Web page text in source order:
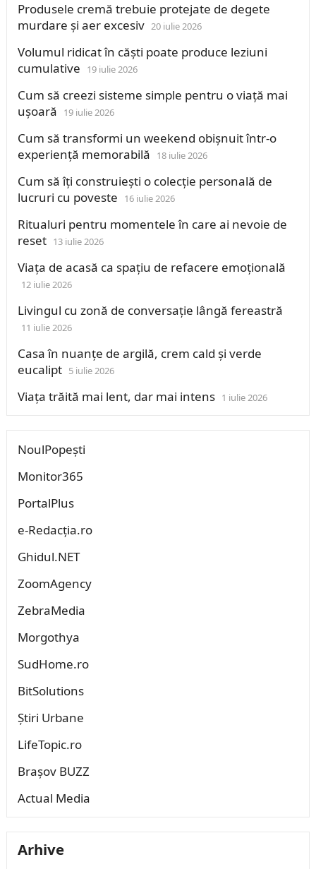
Produsele cremă trebuie protejate de degete
murdare și aer excesiv 20 iulie 2026
Volumul ridicat în căști poate produce leziuni
cumulative
19 iulie 2026
Cum să creezi sisteme simple pentru o viață mai
ușoară
19 iulie 2026
Cum să transformi un weekend obișnuit într-o
experiență memorabilă
18 iulie 2026
Cum să îți construiești o colecție personală de
lucruri cu poveste
16 iulie 2026
Ritualuri pentru momentele în care ai nevoie de
reset 13 iulie 2026
Viața de acasă ca spațiu de refacere emoțională
12 iulie 2026
Livingul cu zonă de conversație lângă fereastră
11 iulie 2026
Casa în nuanțe de argilă, crem cald și verde
eucalipt 5 iulie 2026
Viața trăită mai lent, dar mai intens 1 iulie 2026
NoulPopești
Monitor365
PortalPlus
e-Redacția.ro
Ghidul.NET
ZoomAgency
ZebraMedia
Morgothya
SudHome.ro
BitSolutions
Știri Urbane
LifeTopic.ro
Brașov BUZZ
Actual Media
Arhive